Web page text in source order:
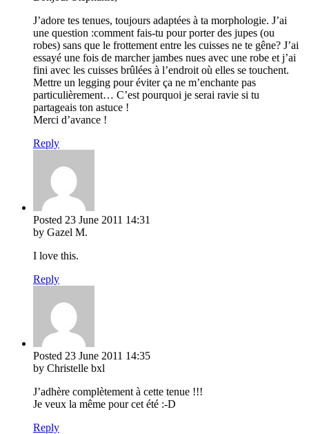
J’adore tes tenues, toujours adaptées à ta morphologie. J’ai
une question :comment fais-tu pour porter des jupes (ou
robes) sans que le frottement entre les cuisses ne te gêne? J’ai
essayé une fois de marcher jambes nues avec une robe et j’ai
fini avec les cuisses brûlées à l’endroit où elles se touchent.
Mettre un legging pour éviter ça ne m’enchante pas
particulièrement… C’est pourquoi je serai ravie si tu
partageais ton astuce !
Merci d’avance !
Reply
Posted 23 June 2011 14:31
by Gazel M.
I love this.
Reply
Posted 23 June 2011 14:35
by Christelle bxl
J’adhère complètement à cette tenue !!!
Je veux la même pour cet été :-D
Reply